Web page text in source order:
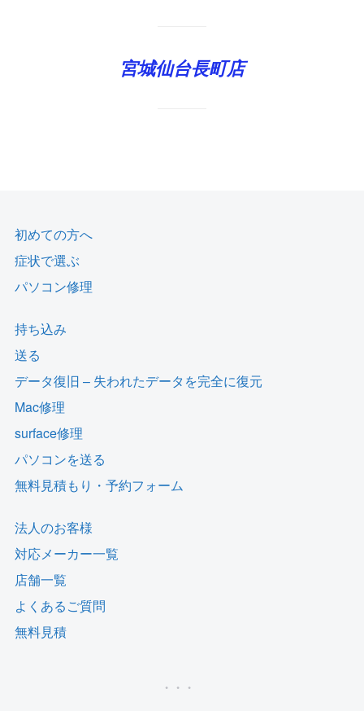
宮城仙台長町店
初めての方へ
症状で選ぶ
パソコン修理
持ち込み
送る
データ復旧 – 失われたデータを完全に復元
Mac修理
surface修理
パソコンを送る
無料見積もり・予約フォーム
法人のお客様
対応メーカー一覧
店舗一覧
よくあるご質問
無料見積